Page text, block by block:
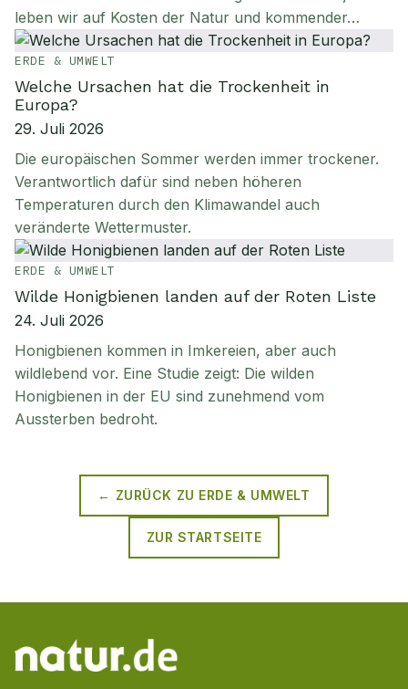
leben wir auf Kosten der Natur und kommender…
ERDE & UMWELT
Welche Ursachen hat die Trockenheit in
Europa?
29. Juli 2026
Die europäischen Sommer werden immer trockener.
Verantwortlich dafür sind neben höheren
Temperaturen durch den Klimawandel auch
veränderte Wettermuster.
ERDE & UMWELT
Wilde Honigbienen landen auf der Roten Liste
24. Juli 2026
Honigbienen kommen in Imkereien, aber auch
wildlebend vor. Eine Studie zeigt: Die wilden
Honigbienen in der EU sind zunehmend vom
Aussterben bedroht.
← ZURÜCK ZU ERDE & UMWELT
ZUR STARTSEITE